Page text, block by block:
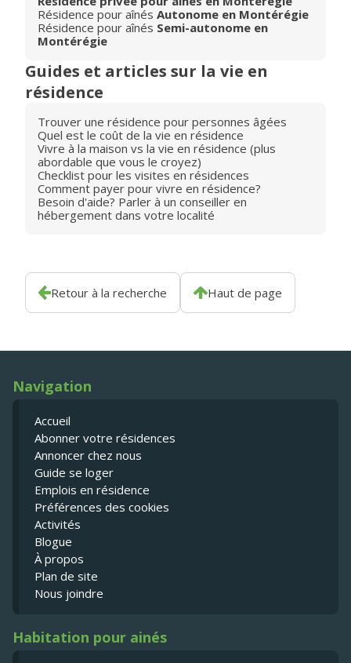
Résidence pour aînés Autonome en Montérégie
Résidence pour aînés Semi-autonome en
Montérégie
Guides et articles sur la vie en
résidence
Trouver une résidence pour personnes âgées
Quel est le coût de la vie en résidence
Vivre à la maison vs la vie en résidence (plus
abordable que vous le croyez)
Checklist pour les visites en résidences
Comment payer pour vivre en résidence?
Besoin d'aide? Parler à un conseiller en
hébergement dans votre localité
Retour à la recherche Haut de page
Navigation
Accueil
Abonner votre résidences
Annoncer chez nous
Guide se loger
Emplois en résidence
Préférences des cookies
Activités
Blogue
À propos
Plan de site
Nous joindre
Habitation pour ainés